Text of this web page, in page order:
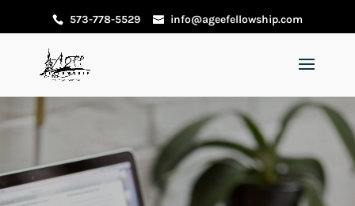
573-778-5529 info@ageefellowship.com